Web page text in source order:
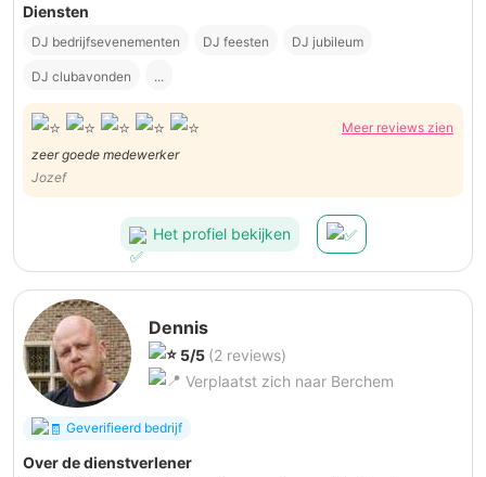
Diensten
DJ bedrijfsevenementen DJ feesten DJ jubileum
DJ clubavonden ...
Meer reviews zien
zeer goede medewerker
Jozef
Het profiel bekijken
Dennis
5/5 (2 reviews)
Verplaatst zich naar Berchem
Geverifieerd bedrijf
Over de dienstverlener